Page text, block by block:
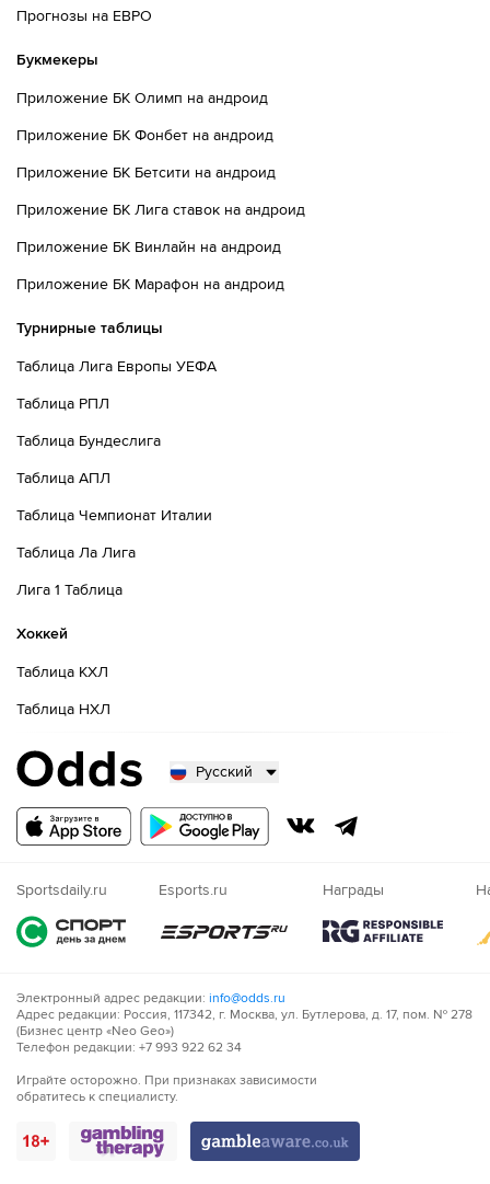
Прогнозы на ЕВРО
Букмекеры
Приложение БК Олимп на андроид
Приложение БК Фонбет на андроид
Приложение БК Бетсити на андроид
Приложение БК Лига ставок на андроид
Приложение БК Винлайн на андроид
Приложение БК Марафон на андроид
Турнирные таблицы
Таблица Лига Европы УЕФА
Таблица РПЛ
Таблица Бундеслига
Таблица АПЛ
Таблица Чемпионат Италии
Таблица Ла Лига
Лига 1 Таблица
Хоккей
Таблица КХЛ
Таблица НХЛ
Русский
Русский
Nigeria
Sportsdaily.ru Esports.ru Награды
Электронный адрес редакции: info@odds.ru
Адрес редакции: Россия, 117342, г. Москва, ул. Бутлерова, д. 17, пом. № 278
(Бизнес центр «Neo Geo»)
Телефон редакции: +7 993 922 62 34
Играйте осторожно. При признаках зависимости
обратитесь к специалисту.